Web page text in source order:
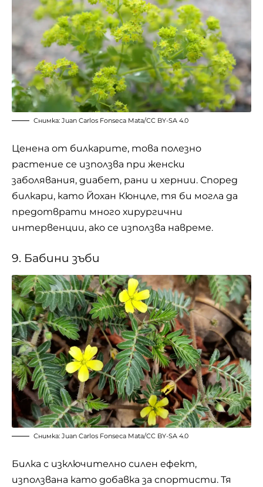
Снимка: Juan Carlos Fonseca Mata/CC BY-SA 4.0
Ценена от билкарите, това полезно
растение се използва при женски
заболявания, диабет, рани и хернии. Според
билкари, като Йохан Кюнцле, тя би могла да
предотврати много хирургични
интервенции, ако се използва навреме.
9. Бабини зъби
Снимка: Juan Carlos Fonseca Mata/CC BY-SA 4.0
Билка с изключително силен ефект,
използвана като добавка за спортисти. Тя